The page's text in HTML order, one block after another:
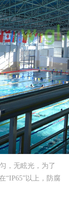
，无眩光，为了
“IP65”以上，防腐